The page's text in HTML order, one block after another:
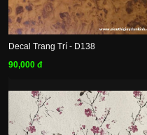
Decal Trang Trí - D138
90,000 đ